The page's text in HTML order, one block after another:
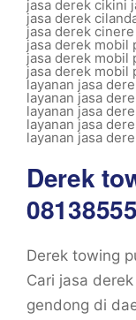
jasa derek cikini
jasa derek
jasa derek
jasa derek mobil
jasa derek mobil
jasa derek mobil
layanan jasa
layanan jasa
layanan jasa
layanan jasa
layanan jasa
Derek
Derek towing
Cari jasa
gendong di